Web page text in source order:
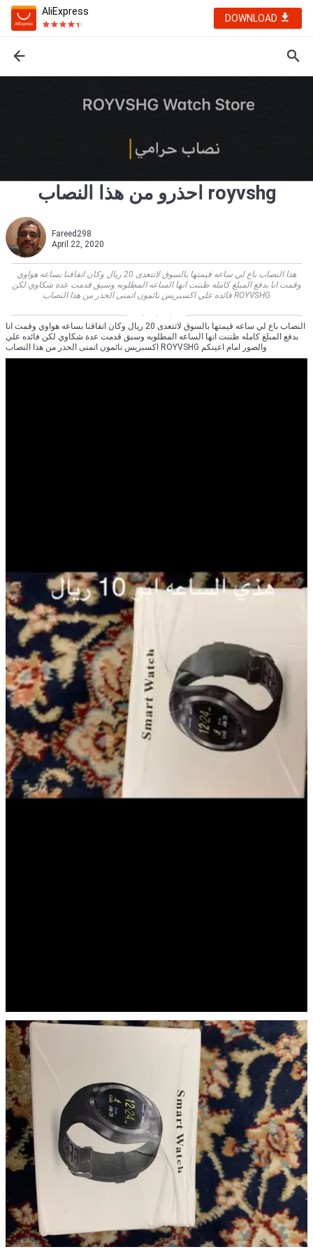
AliExpress
DOWNLOAD
احذرو من هذا النصاب royvshg
Fareed298
April 22, 2020
هذا النصاب باع لي ساعه قيمتها بالسوق لاتتعدى 20 ريال وكان اتفاقنا بساعه هواوي
وقمت انا بدفع المبلغ كامله ظننت انها الساعه المطلوبه وسبق قدمت عدة شكاوي لكن
فائده علي اكسبريس نائمون اتمنى الحذر من هذا النصاب ROYVSHG
النصاب باع لي ساعه قيمتها بالسوق لاتتعدى 20 ريال وكان اتفاقنا بساعه هواوي وقمت انا
بدفع المبلغ كامله ظننت انها الساعه المطلوبه وسبق قدمت عدة شكاوي لكن فائده علي
اكسبريس نائمون اتمنى الحذر من هذا النصاب ROYVSHG والصور امام اعينكم